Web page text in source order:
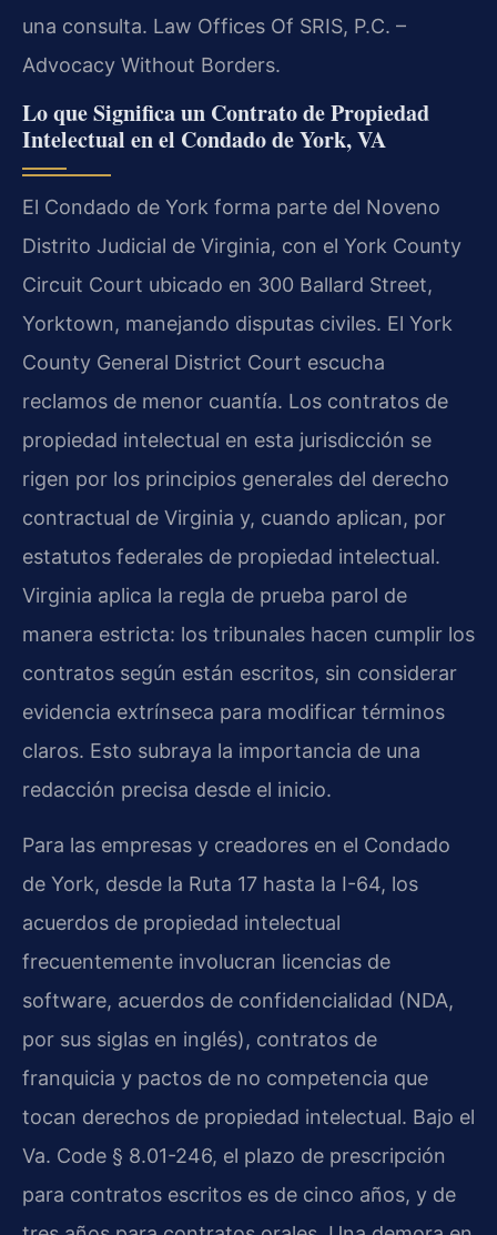
una consulta. Law Offices Of SRIS, P.C. –
Advocacy Without Borders.
Lo que Significa un Contrato de Propiedad
Intelectual en el Condado de York, VA
El Condado de York forma parte del Noveno
Distrito Judicial de Virginia, con el York County
Circuit Court ubicado en 300 Ballard Street,
Yorktown, manejando disputas civiles. El York
County General District Court escucha
reclamos de menor cuantía. Los contratos de
propiedad intelectual en esta jurisdicción se
rigen por los principios generales del derecho
contractual de Virginia y, cuando aplican, por
estatutos federales de propiedad intelectual.
Virginia aplica la regla de prueba parol de
manera estricta: los tribunales hacen cumplir los
contratos según están escritos, sin considerar
evidencia extrínseca para modificar términos
claros. Esto subraya la importancia de una
redacción precisa desde el inicio.
Para las empresas y creadores en el Condado
de York, desde la Ruta 17 hasta la I-64, los
acuerdos de propiedad intelectual
frecuentemente involucran licencias de
software, acuerdos de confidencialidad (NDA,
por sus siglas en inglés), contratos de
franquicia y pactos de no competencia que
tocan derechos de propiedad intelectual. Bajo el
Va. Code § 8.01-246, el plazo de prescripción
para contratos escritos es de cinco años, y de